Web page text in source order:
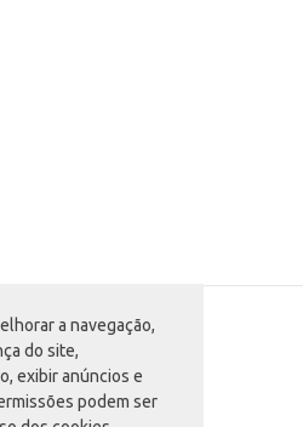
a navegação,
do site,
exibir anúncios e
podem ser